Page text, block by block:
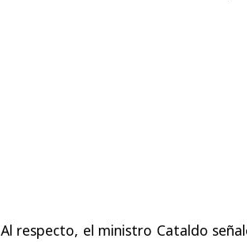
Al respecto, el ministro Cataldo